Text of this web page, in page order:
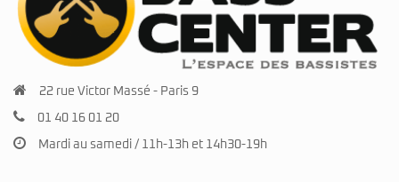
22 rue Victor Massé - Paris 9
01 40 16 01 20
Mardi au samedi / 11h-13h et 14h30-19h